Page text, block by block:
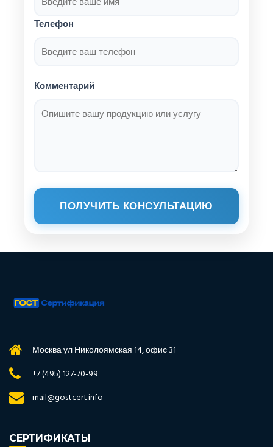
Телефон
Комментарий
ПОЛУЧИТЬ КОНСУЛЬТАЦИЮ
Москва ул Николоямская 14, офис 31
+7 (495) 127-70-99
mail@gostcert.info
СЕРТИФИКАТЫ